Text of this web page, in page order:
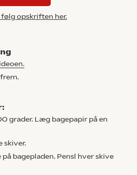
følg opskriften her.
grader. Læg bagepapir på en
skiver.
bagepladen. Pensl hver skive